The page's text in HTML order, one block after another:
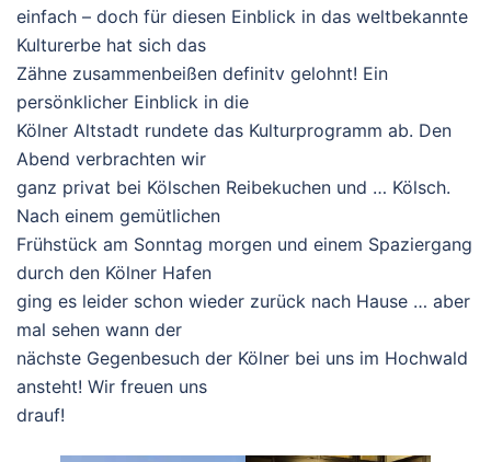
einfach – doch für diesen Einblick in das weltbekannte
Kulturerbe hat sich das
Zähne zusammenbeißen definitv gelohnt! Ein
persönklicher Einblick in die
Kölner Altstadt rundete das Kulturprogramm ab. Den
Abend verbrachten wir
ganz privat bei Kölschen Reibekuchen und … Kölsch.
Nach einem gemütlichen
Frühstück am Sonntag morgen und einem Spaziergang
durch den Kölner Hafen
ging es leider schon wieder zurück nach Hause … aber
mal sehen wann der
nächste Gegenbesuch der Kölner bei uns im Hochwald
ansteht! Wir freuen uns
drauf!